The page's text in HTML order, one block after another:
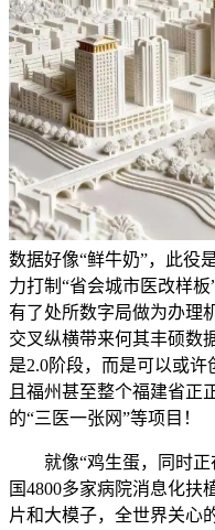
数据好像“鲜牛奶”，此役
力打制“省会城市医改样
有了处所数字局做为办理
交叉纵横带来何其丰硕数
是2.0阶段，而是可以或
且福州甚至整个福建省正
的“三医一张网”等项目！
就像“鸡生蛋，同时正
国4800多家病院消息化扶
片和大模子，全世界关心